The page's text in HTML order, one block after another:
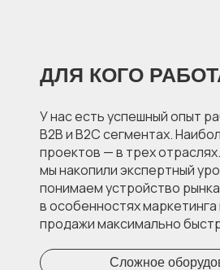
Сложное
ДЛЯ КОГО
У нас есть успешный опыт
B2B и B2C сегментах.
проектов — в трех
мы накопили экспертный
понимаем устройство
в особенностях маркетинга
продажи максимально